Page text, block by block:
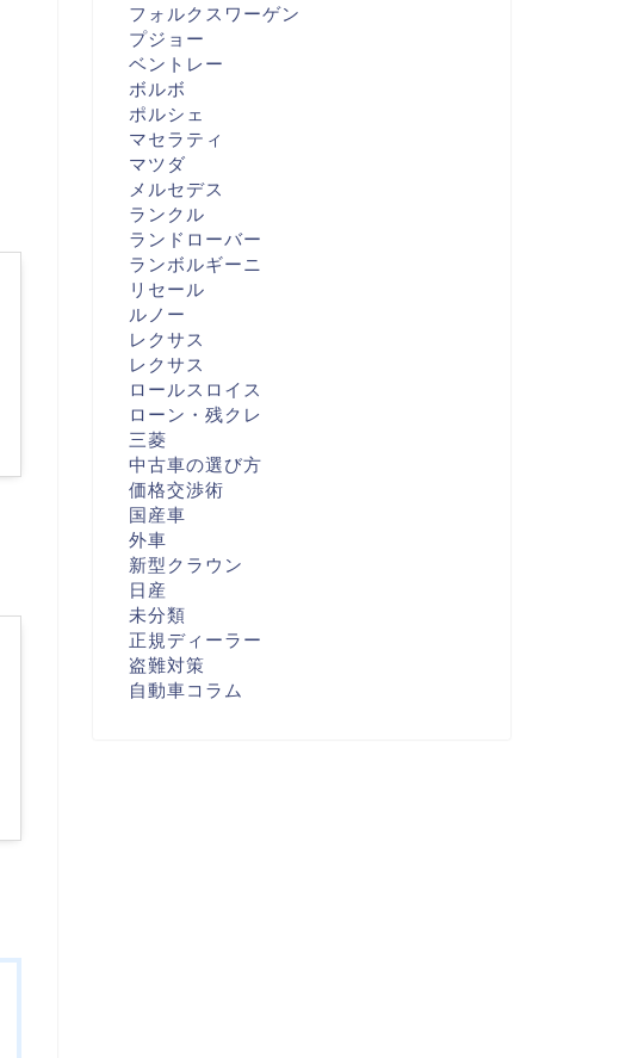
フォルクスワーゲン
プジョー
ベントレー
ボルボ
ポルシェ
マセラティ
マツダ
メルセデス
ランクル
ランドローバー
ランボルギーニ
リセール
ルノー
レクサス
レクサス
ロールスロイス
ローン・残クレ
三菱
中古車の選び方
価格交渉術
国産車
外車
新型クラウン
日産
未分類
正規ディーラー
盗難対策
自動車コラム